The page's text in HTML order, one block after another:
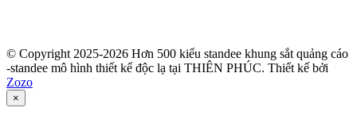
© Copyright 2025-2026 Hơn 500 kiểu standee khung sắt quảng cáo
-standee mô hình thiết kế độc lạ tại THIÊN PHÚC. Thiết kế bởi
Zozo
×